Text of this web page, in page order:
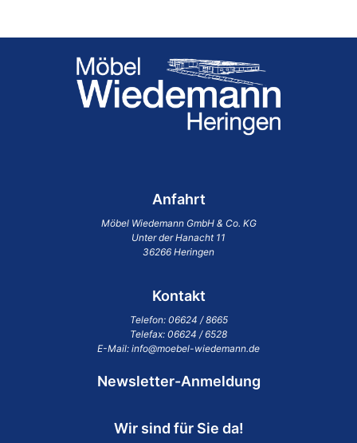
Anfahrt
Möbel Wiedemann GmbH & Co. KG
Unter der Hanacht 11
36266 Heringen
Kontakt
Telefon: 06624 / 8665
Telefax: 06624 / 6528
E-Mail: info@moebel-wiedemann.de
Newsletter-Anmeldung
Wir sind für Sie da!